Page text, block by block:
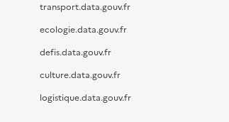
transport.data.gouv.fr
ecologie.data.gouv.fr
defis.data.gouv.fr
culture.data.gouv.fr
logistique.data.gouv.fr